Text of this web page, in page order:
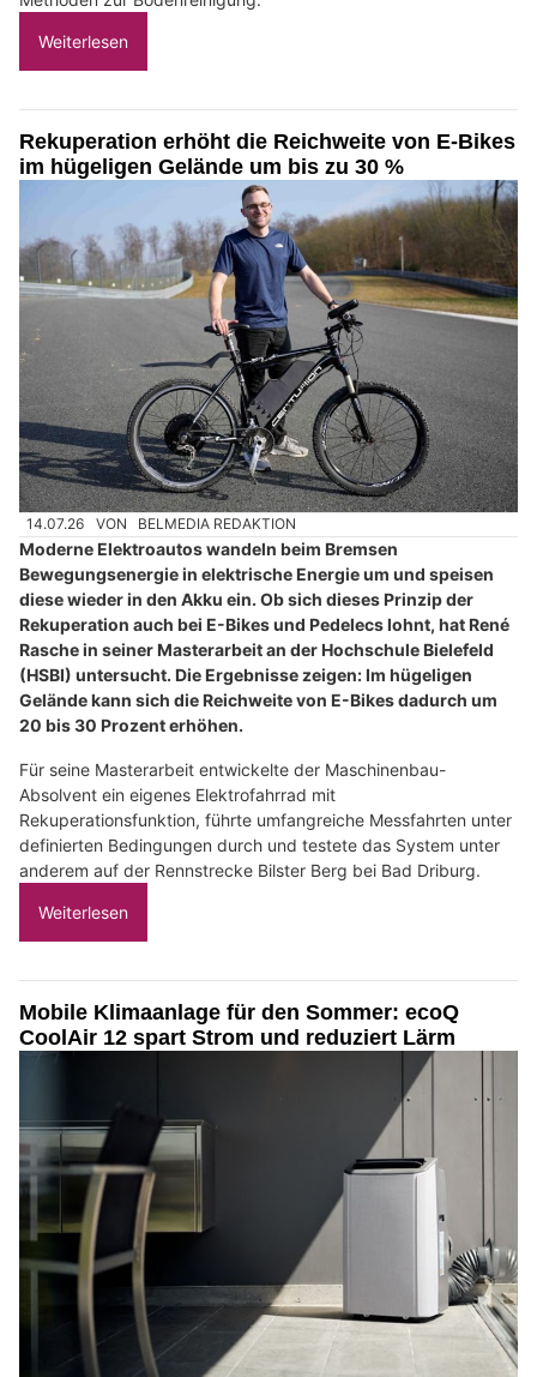
Weiterlesen
Rekuperation erhöht die Reichweite von E-Bikes
im hügeligen Gelände um bis zu 30 %
14.07.26 VON BELMEDIA REDAKTION
Moderne Elektroautos wandeln beim Bremsen
Bewegungsenergie in elektrische Energie um und speisen
diese wieder in den Akku ein. Ob sich dieses Prinzip der
Rekuperation auch bei E-Bikes und Pedelecs lohnt, hat René
Rasche in seiner Masterarbeit an der Hochschule Bielefeld
(HSBI) untersucht. Die Ergebnisse zeigen: Im hügeligen
Gelände kann sich die Reichweite von E-Bikes dadurch um
20 bis 30 Prozent erhöhen.
Für seine Masterarbeit entwickelte der Maschinenbau-
Absolvent ein eigenes Elektrofahrrad mit
Rekuperationsfunktion, führte umfangreiche Messfahrten unter
definierten Bedingungen durch und testete das System unter
anderem auf der Rennstrecke Bilster Berg bei Bad Driburg.
Weiterlesen
Mobile Klimaanlage für den Sommer: ecoQ
CoolAir 12 spart Strom und reduziert Lärm